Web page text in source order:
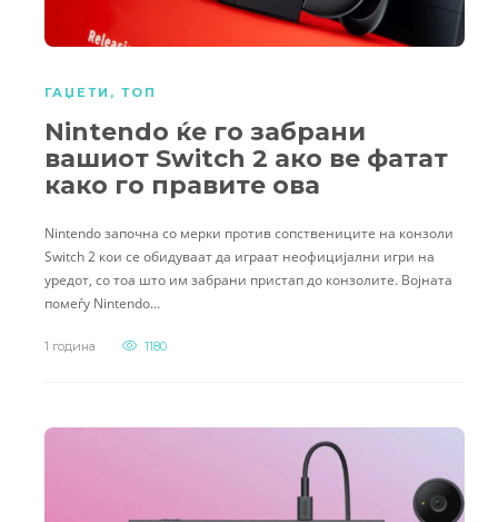
ГАЏЕТИ , ТОП
Nintendo ќе го забрани
вашиот Switch 2 ако ве фатат
како го правите ова
Nintendo започна со мерки против сопствениците на конзоли
Switch 2 кои се обидуваат да играат неофицијални игри на
уредот, со тоа што им забрани пристап до конзолите. Војната
помеѓу Nintendo…
1 година 1180